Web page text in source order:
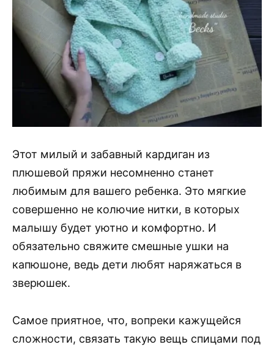
Этот милый и забавный кардиган из
плюшевой пряжи несомненно станет
любимым для вашего ребенка. Это мягкие
совершенно не колючие нитки, в которых
малышу будет уютно и комфортно. И
обязательно свяжите смешные ушки на
капюшоне, ведь дети любят наряжаться в
зверюшек.
Самое приятное, что, вопреки кажущейся
сложности, связать такую вещь спицами под